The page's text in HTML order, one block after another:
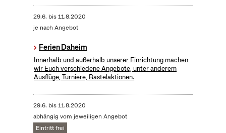
29.6. bis11.8.2020
je nach Angebot
Ferien Daheim
Innerhalb und außerhalb unserer Einrichtung machen
wir Euch verschiedene Angebote, unter anderem
Ausflüge, Turniere, Bastelaktionen.
29.6. bis11.8.2020
abhängig vom jeweiligen Angebot
Eintritt frei